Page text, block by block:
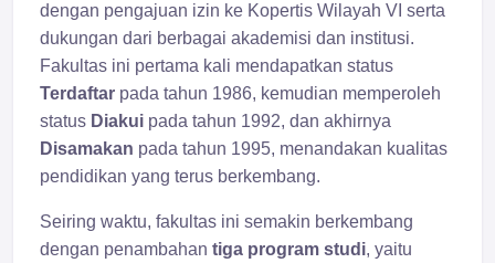
dengan pengajuan izin ke Kopertis Wilayah VI serta
dukungan dari berbagai akademisi dan institusi.
Fakultas ini pertama kali mendapatkan status
Terdaftar pada tahun 1986, kemudian memperoleh
status Diakui pada tahun 1992, dan akhirnya
Disamakan pada tahun 1995, menandakan kualitas
pendidikan yang terus berkembang.
Seiring waktu, fakultas ini semakin berkembang
dengan penambahan tiga program studi, yaitu